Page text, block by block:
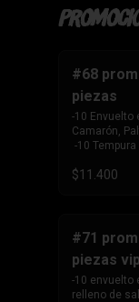
#68
piezas
-10 Envuelto
Camarón,
-10
$11.400
#71
piezas vip
-10 envuelto
relleno de